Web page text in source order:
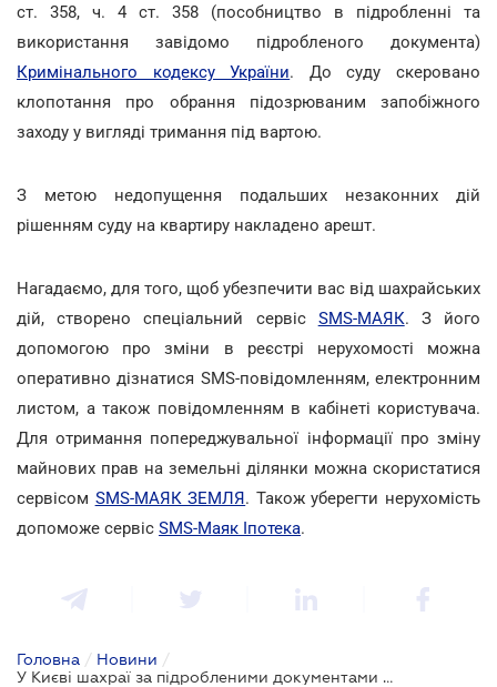
ст. 358, ч. 4 ст. 358 (пособництво в підробленні та
використання завідомо підробленого документа)
Кримінального кодексу України. До суду скеровано
клопотання про обрання підозрюваним запобіжного
заходу у вигляді тримання під вартою.
З метою недопущення подальших незаконних дій
рішенням суду на квартиру накладено арешт.
Нагадаємо, для того, щоб убезпечити вас від шахрайських
дій, створено спеціальний сервіс SMS-МАЯК. З його
допомогою про зміни в реєстрі нерухомості можна
оперативно дізнатися SMS-повідомленням, електронним
листом, а також повідомленням в кабінеті користувача.
Для отримання попереджувальної інформації про зміну
майнових прав на земельні ділянки можна скористатися
сервісом SMS-МАЯК ЗЕМЛЯ. Також уберегти нерухомість
допоможе сервіс SMS-Маяк Іпотека.
Головна / Новини /
У Києві шахраї за підробленими документами продали квартиру померлої жінки